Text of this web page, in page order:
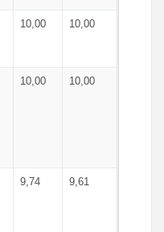
10,00 10,00
10,00 10,00
9,74 9,61